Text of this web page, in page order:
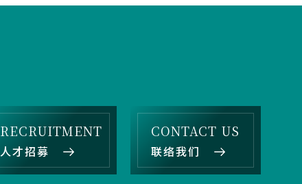
RECRUITMENT
人才招募
CONTACT US
联络我们